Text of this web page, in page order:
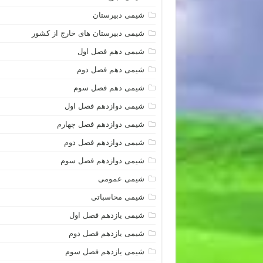
شیمی دبیرستان
شیمی دبیرستان های خارج از کشور
شیمی دهم فصل اول
شیمی دهم فصل دوم
شیمی دهم فصل سوم
شیمی دوازدهم فصل اول
شیمی دوازدهم فصل چهارم
شیمی دوازدهم فصل دوم
شیمی دوازدهم فصل سوم
شیمی عمومی
شیمی محاسباتی
شیمی یازدهم فصل اول
شیمی یازدهم فصل دوم
شیمی یازدهم فصل سوم